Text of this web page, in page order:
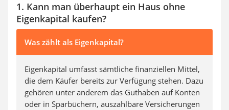
1. Kann man überhaupt ein Haus ohne
Eigenkapital kaufen?
Was zählt als Eigenkapital?
Eigenkapital umfasst sämtliche finanziellen Mittel,
die dem Käufer bereits zur Verfügung stehen. Dazu
gehören unter anderem das Guthaben auf Konten
oder in Sparbüchern, auszahlbare Versicherungen